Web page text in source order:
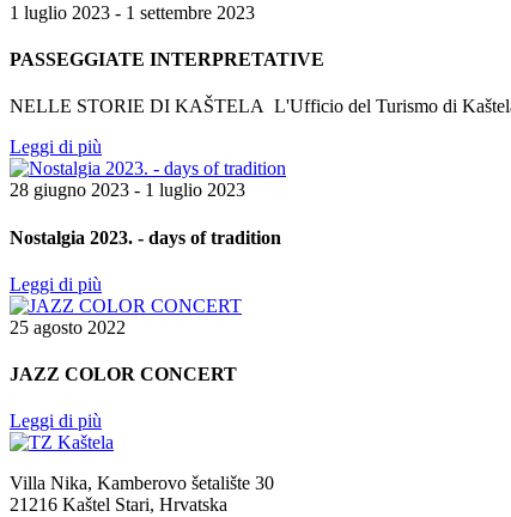
1 luglio 2023 - 1 settembre 2023
PASSEGGIATE INTERPRETATIVE
NELLE STORIE DI KAŠTELA L'Ufficio del Turismo di Kaštela
Leggi di più
28 giugno 2023 - 1 luglio 2023
Nostalgia 2023. - days of tradition
Leggi di più
25 agosto 2022
JAZZ COLOR CONCERT
Leggi di più
Villa Nika, Kamberovo šetalište 30
21216 Kaštel Stari, Hrvatska